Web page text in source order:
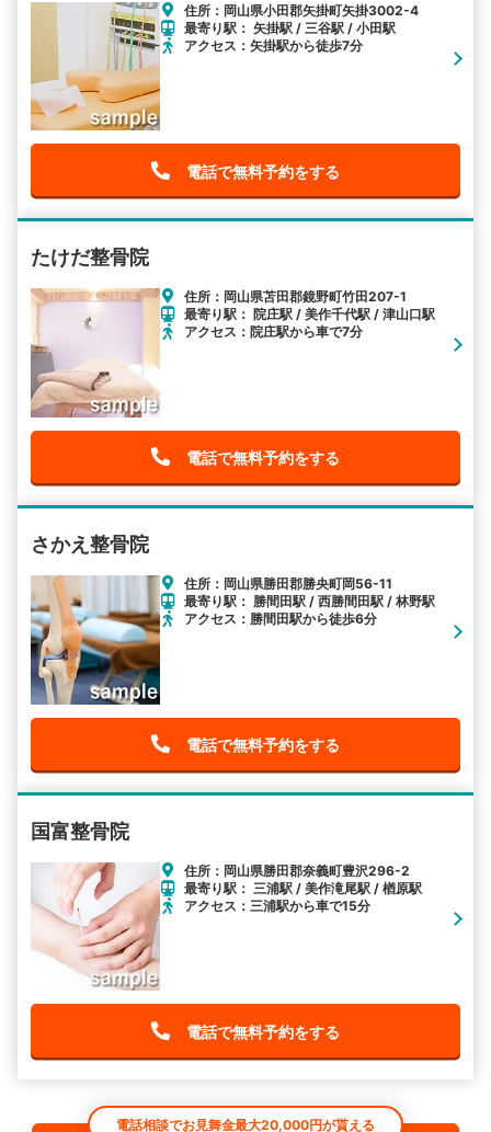
住所：岡山県小田郡矢掛町矢掛3002-4
最寄り駅： 矢掛駅 / 三谷駅 / 小田駅
アクセス：矢掛駅から徒歩7分
電話で無料予約をする
たけだ整骨院
住所：岡山県苫田郡鏡野町竹田207-1
最寄り駅： 院庄駅 / 美作千代駅 / 津山口駅
アクセス：院庄駅から車で7分
電話で無料予約をする
さかえ整骨院
住所：岡山県勝田郡勝央町岡56-11
最寄り駅： 勝間田駅 / 西勝間田駅 / 林野駅
アクセス：勝間田駅から徒歩6分
電話で無料予約をする
国富整骨院
住所：岡山県勝田郡奈義町豊沢296-2
最寄り駅： 三浦駅 / 美作滝尾駅 / 楢原駅
アクセス：三浦駅から車で15分
電話で無料予約をする
電話相談でお見舞金最大20,000円が貰える